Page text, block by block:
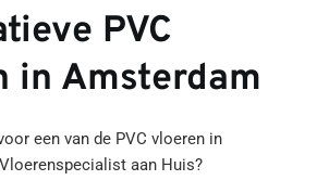
PVC
in Amsterdam
een van de PVC vloeren in
aan Huis?